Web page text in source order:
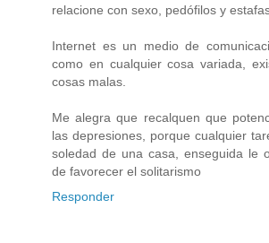
relacione con sexo, pedófilos y
Internet es un medio de
como en cualquier cosa variada,
cosas malas.
Me alegra que recalquen que
las depresiones, porque cualquier
soledad de una casa, enseguida le
de favorecer el solitarismo
Responder